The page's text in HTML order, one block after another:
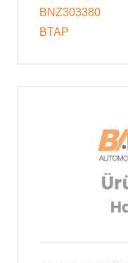
BNZ303380
BTAP